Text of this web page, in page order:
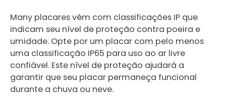
Many placares vêm com classificações IP que
indicam seu nível de proteção contra poeira e
umidade. Opte por um placar com pelo menos
uma classificação IP65 para uso ao ar livre
confiável. Este nível de proteção ajudará a
garantir que seu placar permaneça funcional
durante a chuva ou neve.